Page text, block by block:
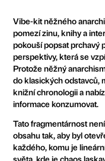
Vibe-kit něžného
pomezí zinu, knihy a
pokouší popsat prchavý
perspektivy, která se
Protože něžný
do klasických odstavců,
knižní chronologii a
informace konzumovat.
Tato fragmentárnost
obsahu tak, aby byl
každého, komu je
světa, kde je chaos